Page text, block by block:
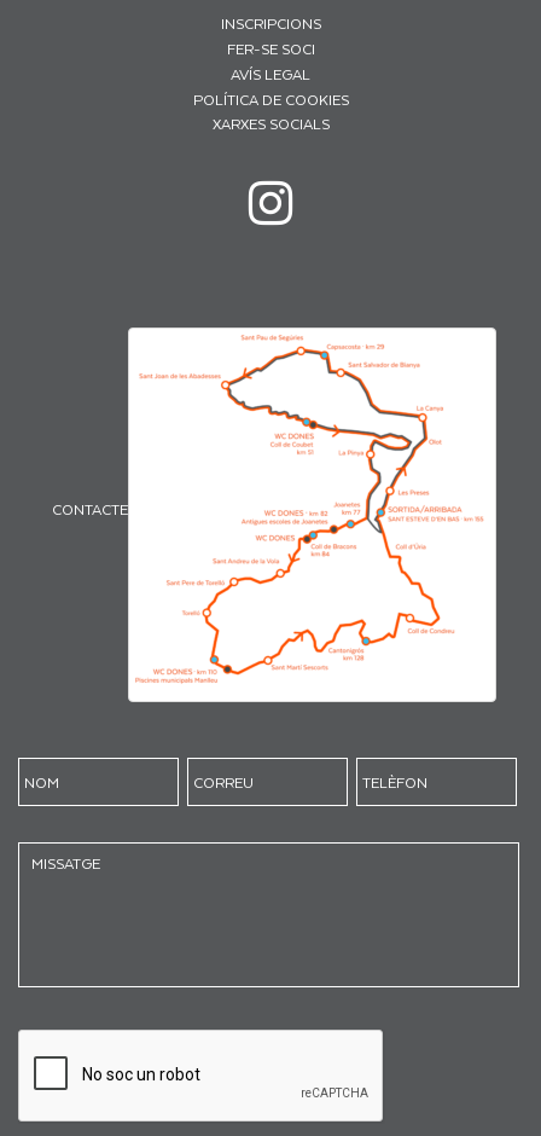
INSCRIPCIONS
FER-SE SOCI
AVÍS LEGAL
POLÍTICA DE COOKIES
XARXES SOCIALS
CONTACTE